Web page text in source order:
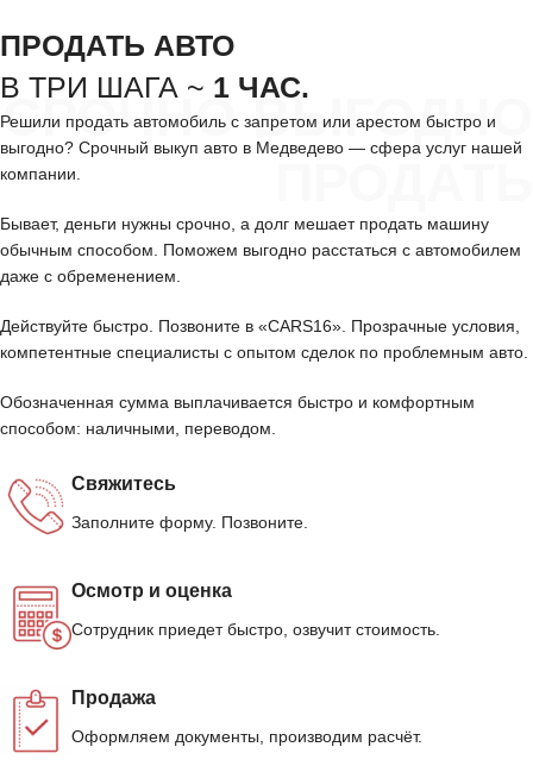
СРОЧНО ВЫГОДНО
ПРОДАТЬ АВТО
В ТРИ ШАГА ~ 1 ЧАС.
Решили продать автомобиль с запретом или арестом быстро и
выгодно? Срочный выкуп авто в Медведево — сфера услуг нашей
компании.
Бывает, деньги нужны срочно, а долг мешает продать машину
обычным способом. Поможем выгодно расстаться с автомобилем
даже с обременением.
Действуйте быстро. Позвоните в «CARS16». Прозрачные условия,
компетентные специалисты с опытом сделок по проблемным авто.
Обозначенная сумма выплачивается быстро и комфортным
способом: наличными, переводом.
Свяжитесь
Заполните форму. Позвоните.
Осмотр и оценка
Сотрудник приедет быстро, озвучит стоимость.
Продажа
Оформляем документы, производим расчёт.